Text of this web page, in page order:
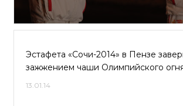
Эстафета «Сочи-2014» в Пензе
зажжением чаши Олимпийского
13.01.14